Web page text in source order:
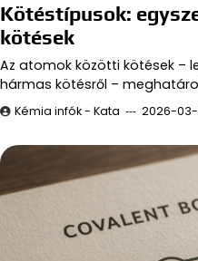
Kötéstípusok:
kötések
Az atomok közötti kötések –
hármas kötésről –
Kémia infók - Kata 2026-